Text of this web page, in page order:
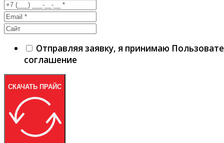
Отправляя заявку, я принимаю
соглашение
СКАЧАТЬ ПРАЙС